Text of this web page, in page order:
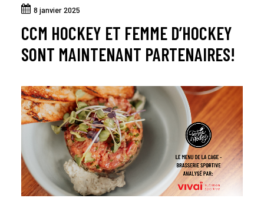
8 janvier 2025
CCM HOCKEY ET FEMME D’HOCKEY
SONT MAINTENANT PARTENAIRES!